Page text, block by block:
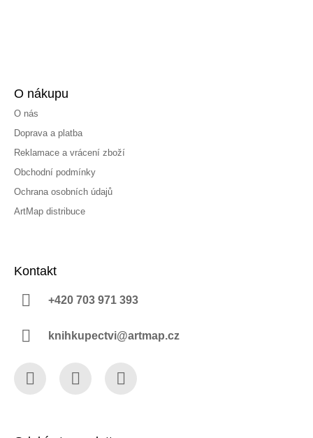
O nákupu
O nás
Doprava a platba
Reklamace a vrácení zboží
Obchodní podmínky
Ochrana osobních údajů
ArtMap distribuce
Kontakt
+420 703 971 393
knihkupectvi@artmap.cz